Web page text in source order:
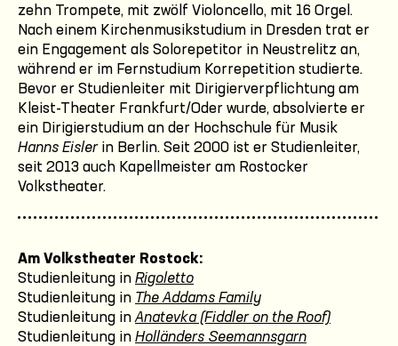
zehn Trompete, mit zwölf Violoncello, mit 16 Orgel.
Nach einem Kirchenmusikstudium in Dresden trat er
ein Engagement als Solorepetitor in Neustrelitz an,
während er im Fernstudium Korrepetition studierte.
Bevor er Studienleiter mit Dirigierverpflichtung am
Kleist-Theater Frankfurt/Oder wurde, absolvierte er
ein Dirigierstudium an der Hochschule für Musik
Hanns Eislerin Berlin. Seit 2000 ist er Studienleiter,
seit 2013 auch Kapellmeister am Rostocker
Volkstheater.
Am Volkstheater Rostock:
Studienleitung in Rigoletto
Studienleitung in The Addams Family
Studienleitung in Anatevka (Fiddler on the Roof)
Studienleitung in Holländers Seemannsgarn